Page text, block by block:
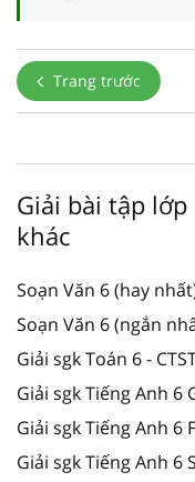
Trang trước
Giải bài tập
khác
Soạn Văn 6 (hay
Soạn Văn 6 (ngắn
Giải sgk Toán 6 -
Giải sgk Tiếng Anh 6
Giải sgk Tiếng Anh 6
Giải sgk Tiếng Anh 6